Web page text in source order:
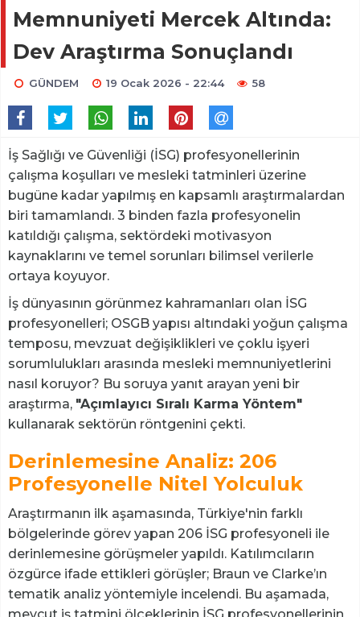
Memnuniyeti Mercek Altında:
Dev Araştırma Sonuçlandı
GÜNDEM 19 Ocak 2026 - 22:44 58
İş Sağlığı ve Güvenliği (İSG) profesyonellerinin
çalışma koşulları ve mesleki tatminleri üzerine
bugüne kadar yapılmış en kapsamlı araştırmalardan
biri tamamlandı. 3 binden fazla profesyonelin
katıldığı çalışma, sektördeki motivasyon
kaynaklarını ve temel sorunları bilimsel verilerle
ortaya koyuyor.
İş dünyasının görünmez kahramanları olan İSG
profesyonelleri; OSGB yapısı altındaki yoğun çalışma
temposu, mevzuat değişiklikleri ve çoklu işyeri
sorumlulukları arasında mesleki memnuniyetlerini
nasıl koruyor? Bu soruya yanıt arayan yeni bir
araştırma, "Açımlayıcı Sıralı Karma Yöntem"
kullanarak sektörün röntgenini çekti.
Derinlemesine Analiz: 206
Profesyonelle Nitel Yolculuk
Araştırmanın ilk aşamasında, Türkiye'nin farklı
bölgelerinde görev yapan 206 İSG profesyoneli ile
derinlemesine görüşmeler yapıldı. Katılımcıların
özgürce ifade ettikleri görüşler; Braun ve Clarke’ın
tematik analiz yöntemiyle incelendi. Bu aşamada,
mevcut iş tatmini ölçeklerinin İSG profesyonellerinin